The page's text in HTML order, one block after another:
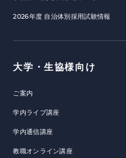
2026年度 自治体別採用試験情報
大学・生協様向け
ご案内
学内ライブ講座
学内通信講座
教職オンライン講座